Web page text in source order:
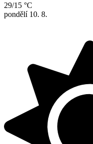
29/15 °C
pondělí 10. 8.